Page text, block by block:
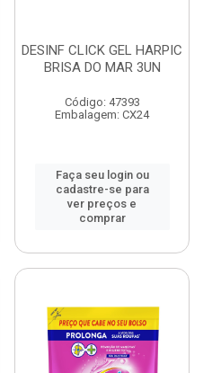
DESINF CLICK GEL HARPIC
BRISA DO MAR 3UN
Código: 47393
Embalagem: CX24
Faça seu login ou
cadastre-se para
ver preços e
comprar